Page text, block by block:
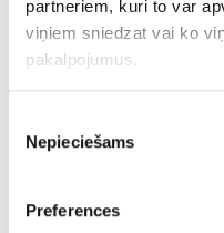
partneriem, kuri to var
viņiem sniedzat vai ko
pakalpojumus.
izvēle
Nepieciešams
Preferences
iespēju
savu
atjauninājumus
daudz fanu ir
jaunā pieeja tiek
kas automātiski